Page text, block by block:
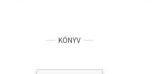
Tankönyv, segédkönyv
Társadalomtudomány
KÖNYV